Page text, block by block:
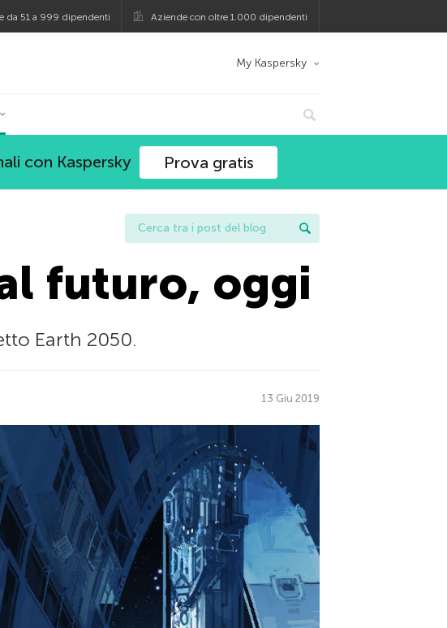
da 51 a 999 dipendenti Aziende con oltre 1.000 dipendenti
My Kaspersky
con Kaspersky Prova gratis
futuro, oggi
Earth 2050.
13 Giu 2019